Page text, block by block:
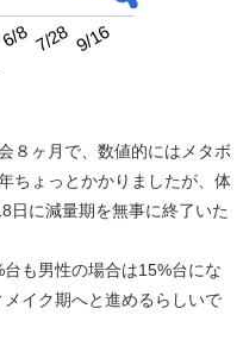
6/8 7/28 9/16
８ヶ月で、数値的にはメタボ
ちょっとかかりましたが、体
日に減量期を無事に終了いた
も男性の場合は15%台にな
イク期へと進めるらしいで